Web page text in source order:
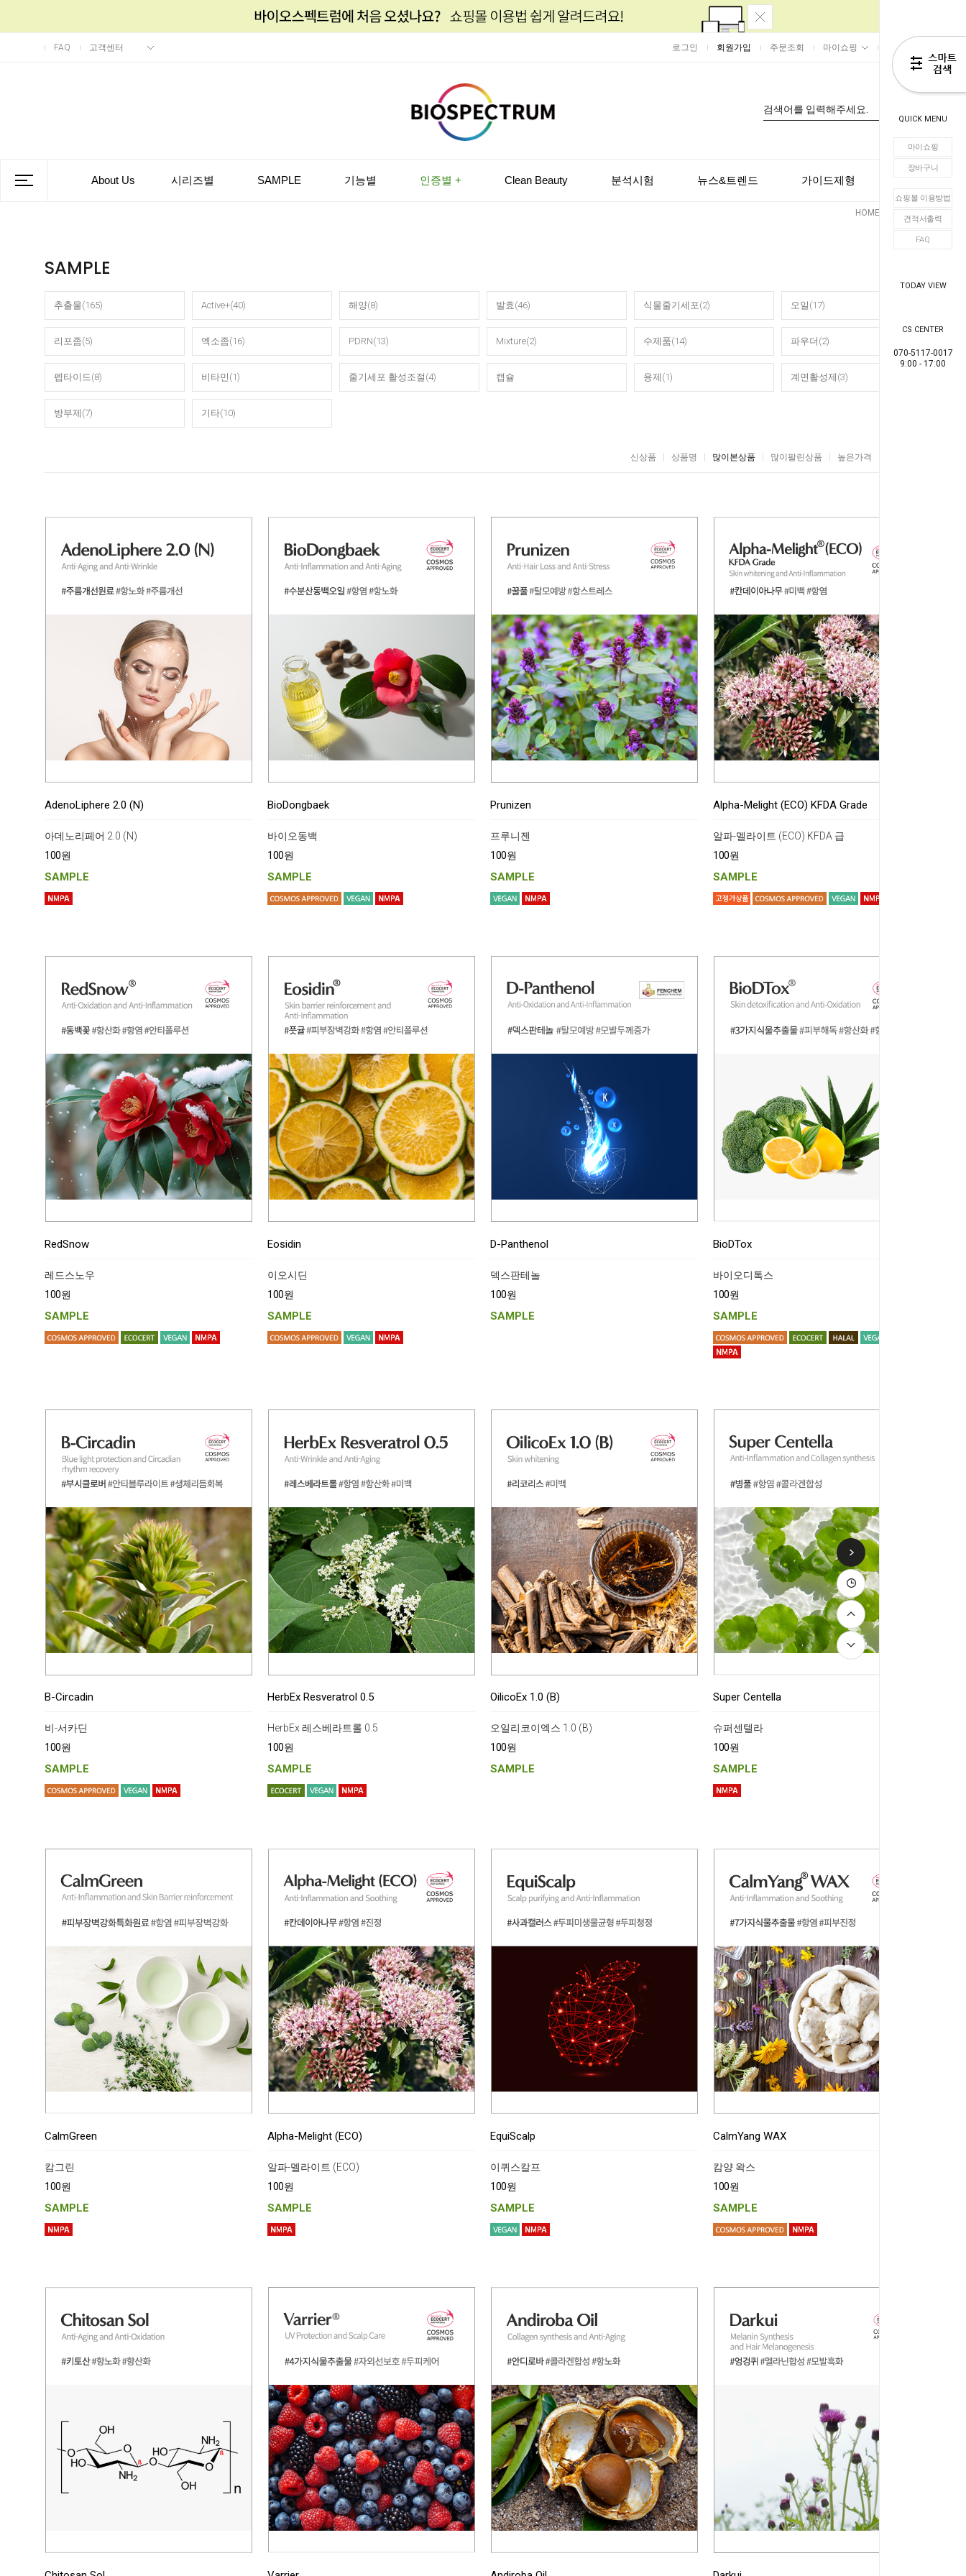
QUICK MENU
마이쇼핑
장바구니
쇼핑몰 이용방법
견적서출력
FAQ
TODAY VIEW
CS CENTER
070-5117-0017
9:00 - 17:00
FAQ 고객센터 로그인 회원가입 주문조회 마이쇼핑 장바구니
About Us 시리즈별 SAMPLE 기능별 인증별 + Clean Beauty 분석시험 뉴스&트렌드 가이드제형
HOME
SAMPLE
추출물(165) Active+(40) 해양(8) 발효(46) 식물줄기세포(2) 오일(17)
리포좀(5) 엑소좀(16) PDRN(13) Mixture(2) 수제품(14) 파우더(2)
펩타이드(8) 비타민(1) 줄기세포 활성조절(4) 캡슐 용제(1) 계면활성제(3)
방부제(7) 기타(10)
신상품 상품명 많이본상품 많이팔린상품 높은가격
AdenoLiphere 2.0 (N)
아데노리페어 2.0 (N)
100원
SAMPLE
BioDongbaek
바이오동백
100원
SAMPLE
Prunizen
프루니젠
100원
SAMPLE
Alpha-Melight (ECO) KFDA Grade
알파-멜라이트 (ECO) KFDA 급
100원
SAMPLE
RedSnow
레드스노우
100원
SAMPLE
Eosidin
이오시딘
100원
SAMPLE
D-Panthenol
덱스판테놀
100원
SAMPLE
BioDTox
바이오디톡스
100원
SAMPLE
B-Circadin
비-서카딘
100원
SAMPLE
HerbEx Resveratrol 0.5
HerbEx 레스베라트롤 0.5
100원
SAMPLE
OilicoEx 1.0 (B)
오일리코이엑스 1.0 (B)
100원
SAMPLE
Super Centella
슈퍼센텔라
100원
SAMPLE
CalmGreen
캄그린
100원
SAMPLE
Alpha-Melight (ECO)
알파-멜라이트 (ECO)
100원
SAMPLE
EquiScalp
이퀴스칼프
100원
SAMPLE
CalmYang WAX
캄양 왁스
100원
SAMPLE